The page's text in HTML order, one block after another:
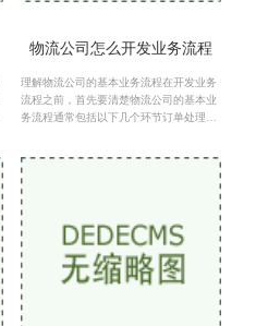
物流公司怎么开发业务流程
理解物流公司的基本业务流程在开发业务
流程之前，首先要清楚物流公司的基本业
务流程通常包括以下几个环节订单处理：